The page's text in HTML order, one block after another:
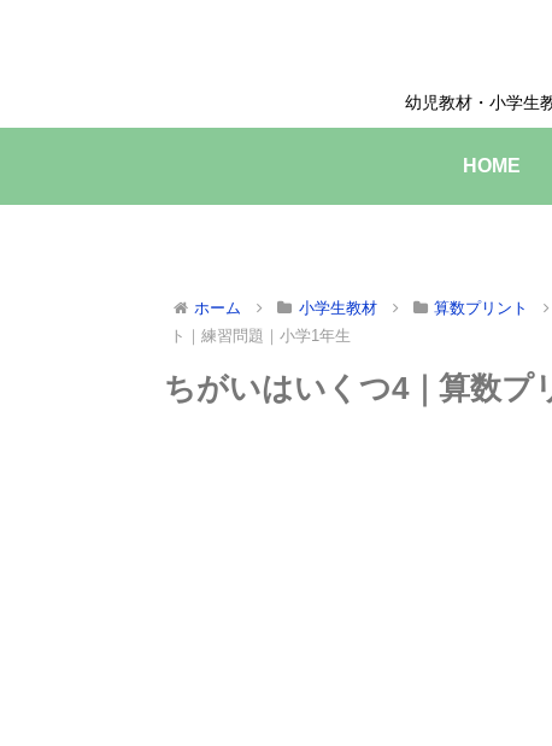
幼児教材・小学生
HOME
ホーム 小学生教材 算数プリント
ト｜練習問題｜小学1年生
ちがいはいくつ4｜算数プ